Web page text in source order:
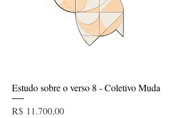
Estudo sobre o verso 8 - Coletivo Muda
Preço
R$ 11.700,00